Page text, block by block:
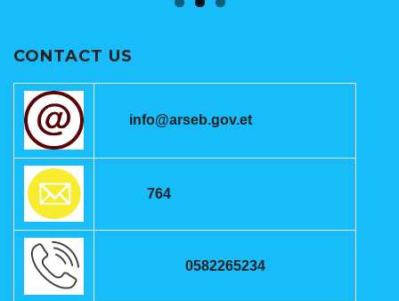
CONTACT US
info@arseb.gov.et
764
0582265234